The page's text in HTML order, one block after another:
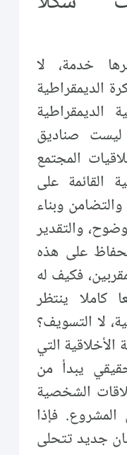
خدمة، لا
الديمقراطية
الديمقراطية
ليست صناديق
المجتمع
القائمة على
والتضامن وبناء
والتقدير
على هذه
فكيف له
كاملا ينتظر
لا التسويف؟
التي
يبدأ من
الشخصية
المشروع. فإذا
جديد تتحلى